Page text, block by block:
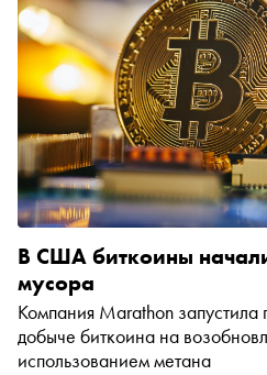
В США биткоины
мусора
Компания Marathon запустила
добыче биткоина на
использованием метана